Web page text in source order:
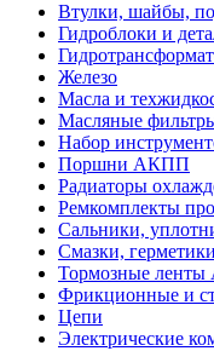
Втулки, шайбы,
Гидроблоки и
Железо
Масла и
Масляные
Набор
Поршни АКПП
Радиаторы
Ремкомплекты
Сальники,
Смазки, герметики
Тормозные
Фрикционные и
Цепи
Электрические